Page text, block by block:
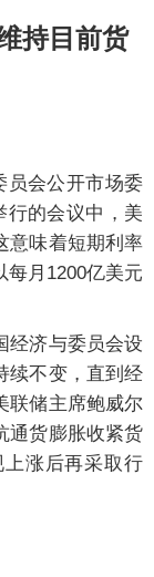
持目前货
会公开市场委
行的会议中，美
意味着短期利率
月1200亿美元
济与委员会设
续不变，直到经
联储主席鲍威尔
通货膨胀收紧货
涨后再采取行